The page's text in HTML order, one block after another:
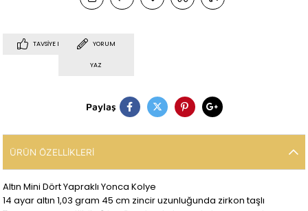
TAVSIYE ET YORUM
YAZ
Paylaş
ÜRÜN ÖZELLIKLERI
Altın Mini Dört Yapraklı Yonca Kolye
14 ayar altın 1,03 gram 45 cm zincir uzunluğunda zirkon taşlı